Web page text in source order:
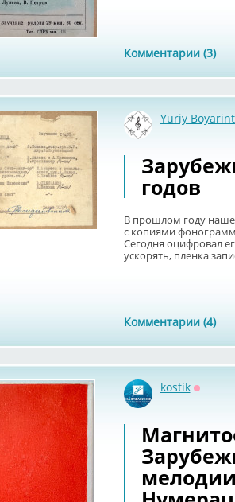
Комментарии (3)
Yuriy
годов
В прошлом году
с копиями
Сегодня оцифровал
ускорять, пленка
Комментарии (4)
kostik